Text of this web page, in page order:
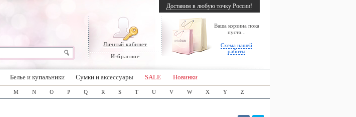
Личный кабинет
Избранное
Ваша корзина пока
пуста...
Схема нашей
работы
Доставим в любую точку России!
Белье и купальники Сумки и аксессуары SALE Новинки
M N O P Q R S T U V W X Y Z